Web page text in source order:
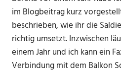
im Blogbeitrag kurz
beschrieben, wie ihr die
richtig umsetzt. Inzwischen
einem Jahr und ich kann ein
Verbindung mit dem Balkon